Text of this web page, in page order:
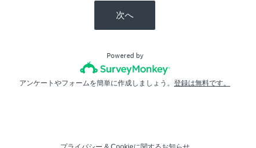
次へ
Powered by
アンケートやフォームを簡単に作成しましょう。 登録は無料です。